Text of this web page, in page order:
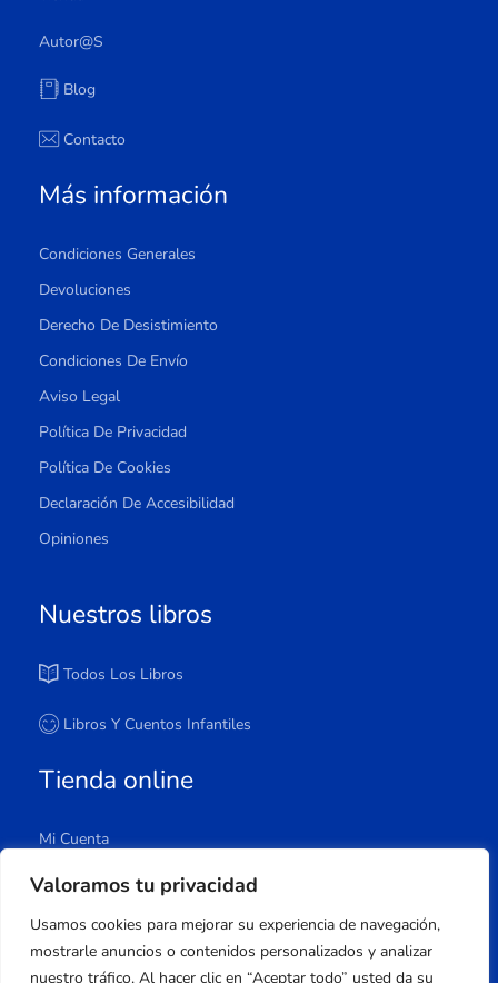
Valoramos tu privacidad
Usamos cookies para mejorar su experiencia de navegación,
mostrarle anuncios o contenidos personalizados y analizar
nuestro tráfico. Al hacer clic en “Aceptar todo” usted da su
Autor@s
Blog
Contacto
Más información
Condiciones Generales
Devoluciones
Derecho De Desistimiento
Condiciones De Envío
Aviso Legal
Política De Privacidad
Política De Cookies
Declaración De Accesibilidad
Opiniones
Nuestros libros
Todos Los Libros
Libros Y Cuentos Infantiles
Tienda online
Mi Cuenta
Carrito
Lista De Deseos